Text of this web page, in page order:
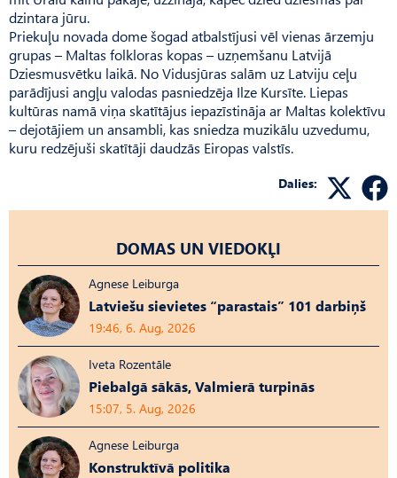
dzintara jūru.
Priekuļu novada dome šogad atbalstījusi vēl vienas ārzemju
grupas – Maltas folkloras kopas – uzņemšanu Latvijā
Dziesmusvētku laikā. No Vidusjūras salām uz Latviju ceļu
parādījusi angļu valodas pasniedzēja Ilze Kursīte. Liepas
kultūras namā viņa skatītājus iepazīstināja ar Maltas kolektīvu
– dejotājiem un ansambli, kas sniedza muzikālu uzvedumu,
kuru redzējuši skatītāji daudzās Eiropas valstīs.
Dalies:
DOMAS UN VIEDOKĻI
Agnese Leiburga
Latviešu sievietes “parastais” 101 darbiņš
19:46, 6. Aug, 2026
Iveta Rozentāle
Piebalgā sākās, Valmierā turpinās
15:07, 5. Aug, 2026
Agnese Leiburga
Konstruktīvā politika